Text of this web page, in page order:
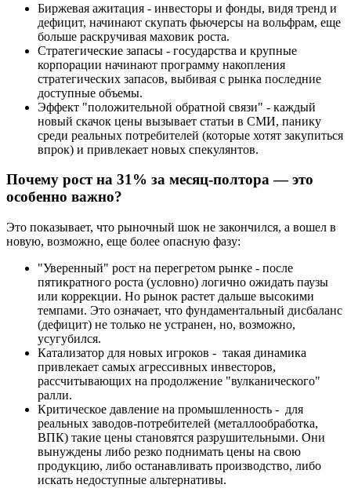
Биржевая ажитация - инвесторы и фонды, видя тренд и
дефицит, начинают скупать фьючерсы на вольфрам, еще
больше раскручивая маховик роста.
Стратегические запасы - государства и крупные
корпорации начинают программу накопления
стратегических запасов, выбивая с рынка последние
доступные объемы.
Эффект "положительной обратной связи" - каждый
новый скачок цены вызывает статьи в СМИ, панику
среди реальных потребителей (которые хотят закупиться
впрок) и привлекает новых спекулянтов.
Почему рост на 31% за месяц-полтора — это
особенно важно?
Это показывает, что рыночный шок не закончился, а вошел в
новую, возможно, еще более опасную фазу:
"Уверенный" рост на перегретом рынке - после
пятикратного роста (условно) логично ожидать паузы
или коррекции. Но рынок растет дальше высокими
темпами. Это означает, что фундаментальный дисбаланс
(дефицит) не только не устранен, но, возможно,
усугубился.
Катализатор для новых игроков - такая динамика
привлекает самых агрессивных инвесторов,
рассчитывающих на продолжение "вулканического"
ралли.
Критическое давление на промышленность - для
реальных заводов-потребителей (металлообработка,
ВПК) такие цены становятся разрушительными. Они
вынуждены либо резко поднимать цены на свою
продукцию, либо останавливать производство, либо
искать недоступные альтернативы.